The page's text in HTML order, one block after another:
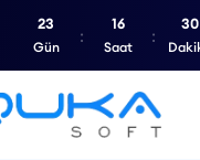
23
Gün
16
Saat
30